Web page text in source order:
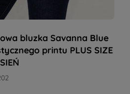
bluzka Savanna Blue
printu PLUS SIZE